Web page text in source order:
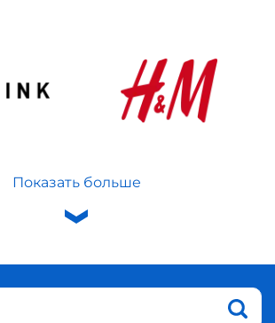
Показать больше